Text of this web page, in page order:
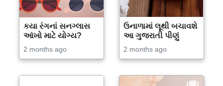
કયા રંગનાં સનગ્લાસ
આંખો માટે યોગ્ય?
2 months ago
ઉનાળામાં લૂથી બચાવશે
આ ગુજરાતી પીણું
2 months ago